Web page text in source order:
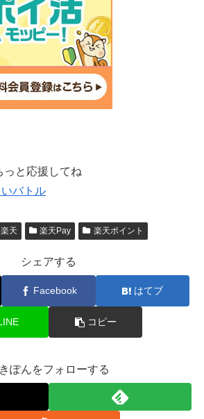
っと応援してね
バトル
楽天 楽天Pay 楽天ポイント
シェアする
Facebook はてブ
コピー
ぽんをフォローする